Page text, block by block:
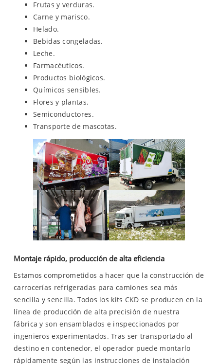
Frutas y verduras.
Carne y marisco.
Helado.
Bebidas congeladas.
Leche.
Farmacéuticos.
Productos biológicos.
Químicos sensibles.
Flores y plantas.
Semiconductores.
Transporte de mascotas.
Montaje rápido, producción de alta eficiencia
Estamos comprometidos a hacer que la construcción de
carrocerías refrigeradas para camiones sea más
sencilla y sencilla. Todos los kits CKD se producen en la
línea de producción de alta precisión de nuestra
fábrica y son ensamblados e inspeccionados por
ingenieros experimentados. Tras ser transportado al
destino en contenedor, el operador puede montarlo
rápidamente según las instrucciones de instalación